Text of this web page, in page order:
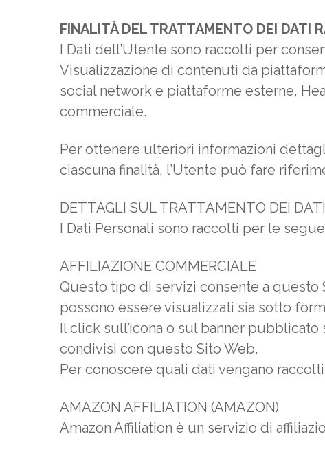
FINALITÀ DEL TRATTAMENTO DEI DATI
I Dati dell’Utente sono raccolti per
Visualizzazione di contenuti da
social network e piattaforme esterne,
commerciale.
Per ottenere ulteriori informazioni
ciascuna finalità, l’Utente può fare
DETTAGLI SUL TRATTAMENTO DEI
I Dati Personali sono raccolti per le
AFFILIAZIONE COMMERCIALE
Questo tipo di servizi consente a
possono essere visualizzati sia sotto
Il click sull’icona o sul banner
condivisi con questo Sito Web.
Per conoscere quali dati vengano
AMAZON AFFILIATION (AMAZON)
Amazon Affiliation è un servizio di